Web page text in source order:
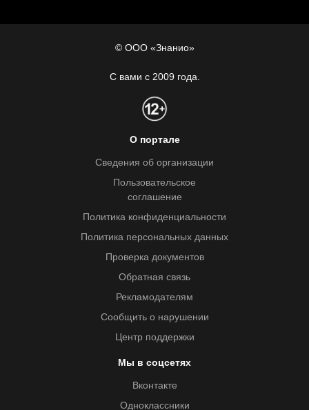
© ООО «Знанио»
С вами с 2009 года.
О портале
Сведения об организации
Пользовательское
соглашение
Политика конфиденциальности
Политика персональных данных
Проверка документов
Обратная связь
Рекламодателям
Сообщить о нарушении
Центр поддержки
Мы в соцсетях
Вконтакте
Одноклассники